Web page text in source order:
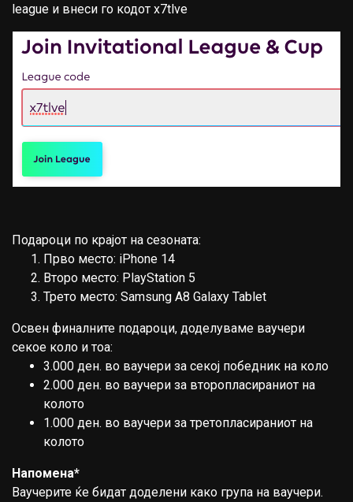
league и внеси го кодот x7tlve
Подароци по крајот на сезоната:
Прво место: iPhone 14
Второ место: PlayStation 5
Трето место: Samsung A8 Galaxy Tablet
Освен финалните подароци, доделуваме ваучери
секое коло и тоа:
3.000 ден. во ваучери за секој победник на коло
2.000 ден. во ваучери за второпласираниот на
колото
1.000 ден. во ваучери за третопласираниот на
колото
Напомена*
Ваучерите ќе бидат доделени како група на ваучери.